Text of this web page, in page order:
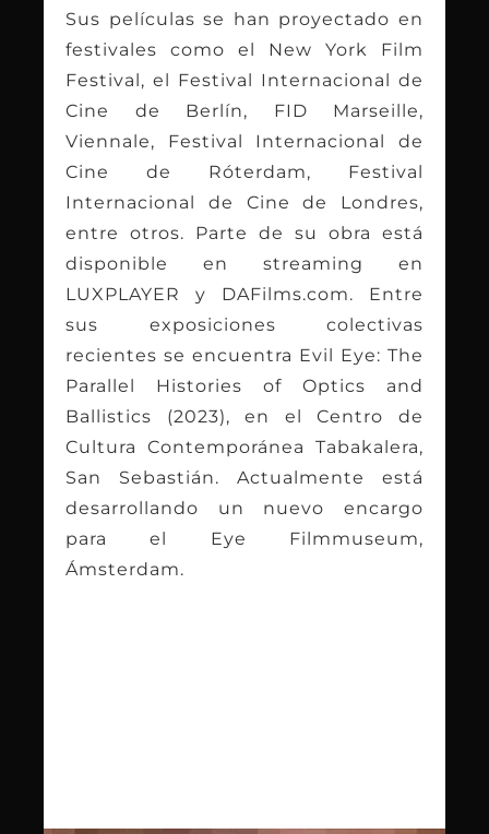
Sus películas se han proyectado en
festivales como el New York Film
Festival, el Festival Internacional de
Cine de Berlín, FID Marseille,
Viennale, Festival Internacional de
Cine de Róterdam, Festival
Internacional de Cine de Londres,
entre otros. Parte de su obra está
disponible en streaming en
LUXPLAYER y DAFilms.com. Entre
sus exposiciones colectivas
recientes se encuentra Evil Eye: The
Parallel Histories of Optics and
Ballistics (2023), en el Centro de
Cultura Contemporánea Tabakalera,
San Sebastián. Actualmente está
desarrollando un nuevo encargo
para el Eye Filmmuseum,
Ámsterdam.